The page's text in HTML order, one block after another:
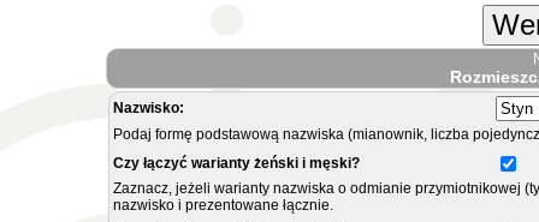
Nazwisko:
Podaj formę podstawową nazwiska (mianownik, liczba
Czy łączyć warianty żeński i męski?
Zaznacz, jeżeli warianty nazwiska o odmianie przymiotnikowej
nazwisko i prezentowane łącznie.